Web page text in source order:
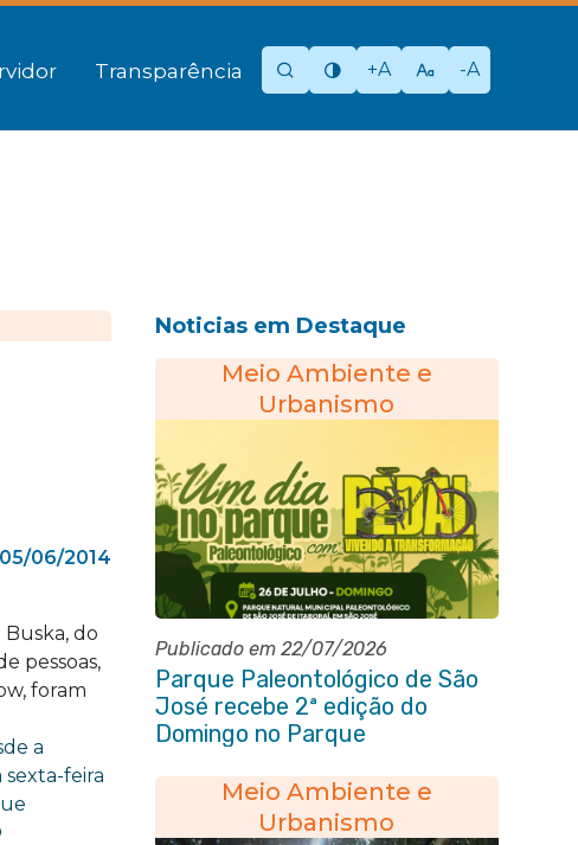
Transparência +A -A
06/2014
do
pessoas,
foram
a
feira
Noticias em Destaque
Meio Ambiente e
Urbanismo
Publicado em 22/07/2026
Parque Paleontológico de São
José recebe 2ª edição do
Domingo no Parque
Vivendo a Transformação
Meio Ambiente e
Urbanismo